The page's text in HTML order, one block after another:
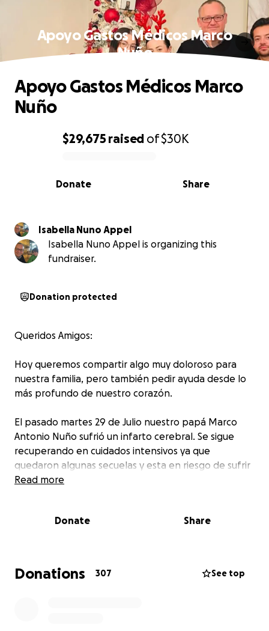
Apoyo Gastos Médicos Marco
Nuño
0% complete
$29,675 raised of$30K
Share
Donate
Apoyo Gastos Médicos Marco
Nuño
Isabella Nuno Appel
Isabella Nuno Appel is organizing this
fundraiser.
Donation protected
Queridos Amigos:
Hoy queremos compartir algo muy doloroso para
nuestra familia, pero también pedir ayuda desde lo
más profundo de nuestro corazón.
El pasado martes 29 de Julio nuestro papá Marco
Antonio Nuño sufrió un infarto cerebral. Se sigue
recuperando en cuidados intensivos ya que
quedaron algunas secuelas y esta en riesgo de sufrir
otro infarto, lo cual podría dejarlo paralizado o peor
de estudios que también revelaron que tiene varias
infarto al corazón también, al cual hay una gran
posibilidad de que no sobreviva. El si cuenta con
Read more
Donate Share
Donations 307 See top